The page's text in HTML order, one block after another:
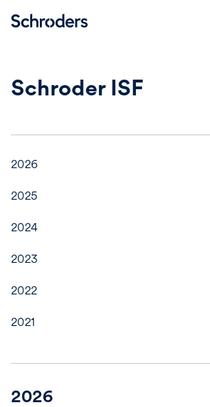
Schroder ISF
2026
2025
2024
2023
2022
2021
2026